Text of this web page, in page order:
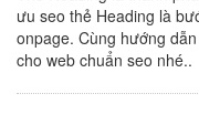
ưu seo thẻ Heading là
onpage. Cùng hướng
cho web chuẩn seo nhé..